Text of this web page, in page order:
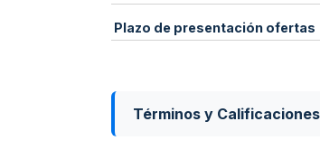
Plazo de presentación ofertas
Términos y Calificaciones